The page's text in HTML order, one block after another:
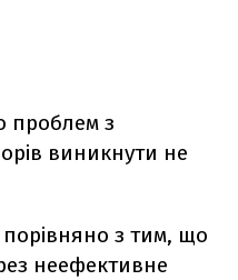
проблем з
виникнути не
з тим, що
неефективне